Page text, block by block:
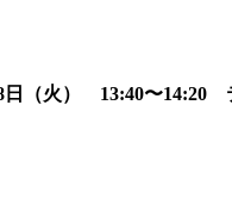
日（火） 13:40〜14:20